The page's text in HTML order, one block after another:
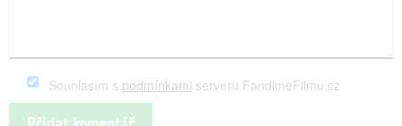
Souhlasím s podmínkami serveru FandimeFilmu.cz